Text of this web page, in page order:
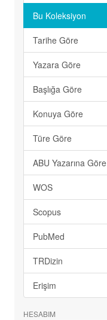
Bu Koleksiyon
Tarihe Göre
Yazara Göre
Başlığa Göre
Konuya Göre
Türe Göre
ABU Yazarına Göre
WOS
Scopus
PubMed
TRDizin
Erişim
HESABIM